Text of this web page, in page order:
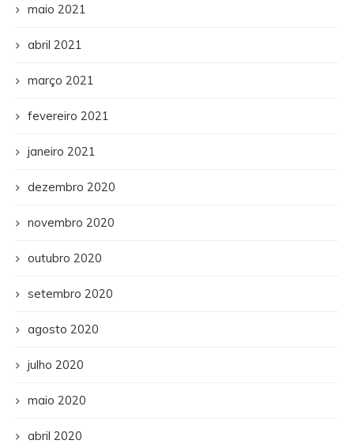
maio 2021
abril 2021
março 2021
fevereiro 2021
janeiro 2021
dezembro 2020
novembro 2020
outubro 2020
setembro 2020
agosto 2020
julho 2020
maio 2020
abril 2020